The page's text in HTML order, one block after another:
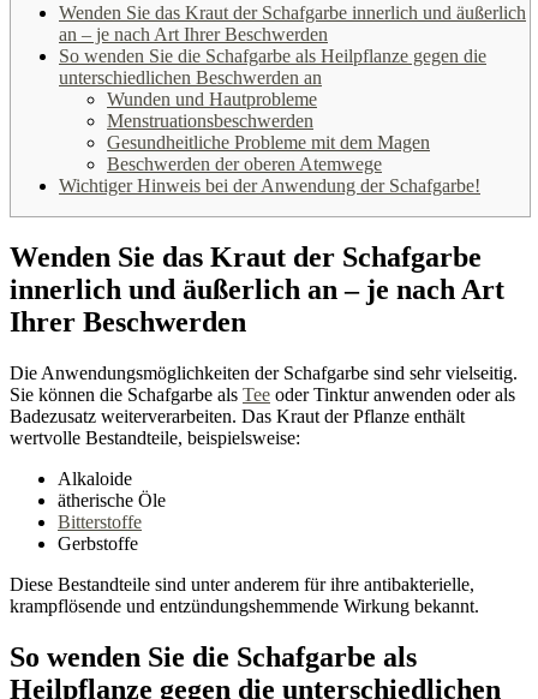
Wenden Sie das Kraut der Schafgarbe innerlich und äußerlich
an – je nach Art Ihrer Beschwerden
So wenden Sie die Schafgarbe als Heilpflanze gegen die
unterschiedlichen Beschwerden an
Wunden und Hautprobleme
Menstruationsbeschwerden
Gesundheitliche Probleme mit dem Magen
Beschwerden der oberen Atemwege
Wichtiger Hinweis bei der Anwendung der Schafgarbe!
Wenden Sie das Kraut der Schafgarbe
innerlich und äußerlich an – je nach Art
Ihrer Beschwerden
Die Anwendungsmöglichkeiten der Schafgarbe sind sehr vielseitig.
Sie können die Schafgarbe als Tee oder Tinktur anwenden oder als
Badezusatz weiterverarbeiten. Das Kraut der Pflanze enthält
wertvolle Bestandteile, beispielsweise:
Alkaloide
ätherische Öle
Bitterstoffe
Gerbstoffe
Diese Bestandteile sind unter anderem für ihre antibakterielle,
krampflösende und entzündungshemmende Wirkung bekannt.
So wenden Sie die Schafgarbe als
Heilpflanze gegen die unterschiedlichen